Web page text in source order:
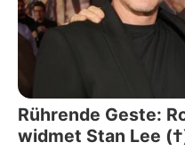
Rührende Geste:
widmet Stan Lee